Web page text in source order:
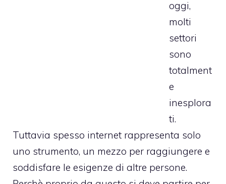
oggi,
molti
settori
sono
totalment
e
inesplora
ti.
Tuttavia spesso internet rappresenta solo
uno strumento, un mezzo per raggiungere e
soddisfare le esigenze di altre persone.